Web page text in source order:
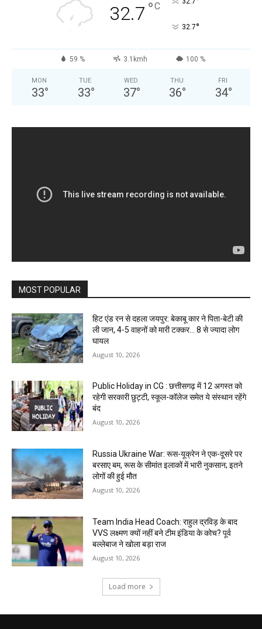
32.7 °C
32.7°
59 % 3.1kmh 100 %
MON
33°
TUE
33°
WED
37°
THU
36°
FRI
34°
MOST POPULAR
हिट एंड रन से दहला जयपुर: बेकाबू कार ने पिता-बेटी की
ली जान, 4-5 वाहनों को मारी टक्कर… 8 से ज्यादा लोग
घायल
August 10, 2026
Public Holiday in CG : छत्तीसगढ़ में 12 अगस्त को
रहेगी सरकारी छुट्टी, स्कूल-कॉलेज समेत ये संस्थान रहेंगे
बंद
August 10, 2026
Russia Ukraine War: रूस-यूक्रेन ने एक-दूसरे पर
बरसाए बम, रूस के सीमांत इलाकों में भारी नुकसान; इतने
लोगों की हुई मौत
August 10, 2026
Team India Head Coach: राहुल द्रविड़ के बाद
VVS लक्ष्मण क्यों नहीं बने टीम इंडिया के कोच? पूर्व
बल्लेबाज ने खोला बड़ा राज
August 10, 2026
Load more